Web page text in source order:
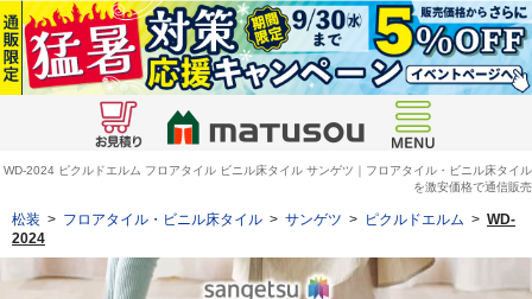
WD-2024 ピクルドエルム フロアタイル ビニル床タイル サンゲツ｜フロアタイル・ビニル床タイル
を激安価格で通信販売
松装 > フロアタイル・ビニル床タイル > サンゲツ > ピクルドエルム > WD-
2024